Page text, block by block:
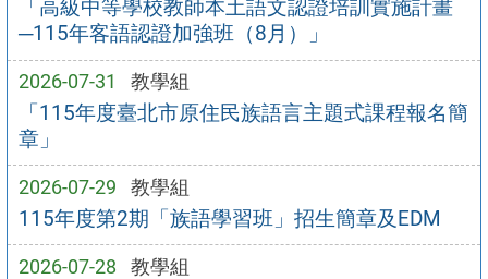
「高級中等學校教師本土語文認證培訓實施計畫
─115年客語認證加強班（8月）」
2026-07-31 教學組
「115年度臺北市原住民族語言主題式課程報名簡
章」
2026-07-29 教學組
115年度第2期「族語學習班」招生簡章及EDM
2026-07-28 教學組